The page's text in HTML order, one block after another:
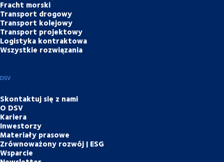
Fracht morski
Transport drogowy
Transport kolejowy
Transport projektowy
Logistyka kontraktowa
Wszystkie rozwiązania
DSV
Skontaktuj się z nami
O DSV
Kariera
Inwestorzy
Materiały prasowe
Zrównoważony rozwój | ESG
Wsparcie